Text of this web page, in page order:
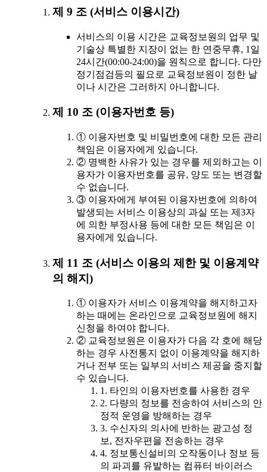
제 9 조 (서비스 이용시간)
서비스의 이용 시간은 교육정보원의 업무 및
기술상 특별한 지장이 없는 한 연중무휴, 1일
24시간(00:00-24:00)을 원칙으로 합니다. 다만
정기점검등의 필요로 교육정보원이 정한 날
이나 시간은 그러하지 아니합니다.
제 10 조 (이용자번호 등)
① 이용자번호 및 비밀번호에 대한 모든 관리
책임은 이용자에게 있습니다.
② 명백한 사유가 있는 경우를 제외하고는 이
용자가 이용자번호를 공유, 양도 또는 변경할
수 없습니다.
③ 이용자에게 부여된 이용자번호에 의하여
발생되는 서비스 이용상의 과실 또는 제3자
에 의한 부정사용 등에 대한 모든 책임은 이
용자에게 있습니다.
제 11 조 (서비스 이용의 제한 및 이용계약
의 해지)
① 이용자가 서비스 이용계약을 해지하고자
하는 때에는 온라인으로 교육정보원에 해지
신청을 하여야 합니다.
② 교육정보원은 이용자가 다음 각 호에 해당
하는 경우 사전통지 없이 이용계약을 해지하
거나 전부 또는 일부의 서비스 제공을 중지할
수 있습니다.
1. 타인의 이용자번호를 사용한 경우
2. 다량의 정보를 전송하여 서비스의 안
정적 운영을 방해하는 경우
3. 수신자의 의사에 반하는 광고성 정
보, 전자우편을 전송하는 경우
4. 정보통신설비의 오작동이나 정보 등
의 파괴를 유발하는 컴퓨터 바이러스